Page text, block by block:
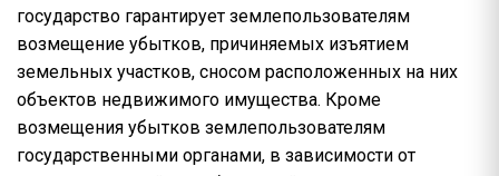
государство гарантирует землепользователям
возмещение убытков, причиняемых изъятием
земельных участков, сносом расположенных на них
объектов недвижимого имущества. Кроме
возмещения убытков землепользователям
государственными органами, в зависимости от